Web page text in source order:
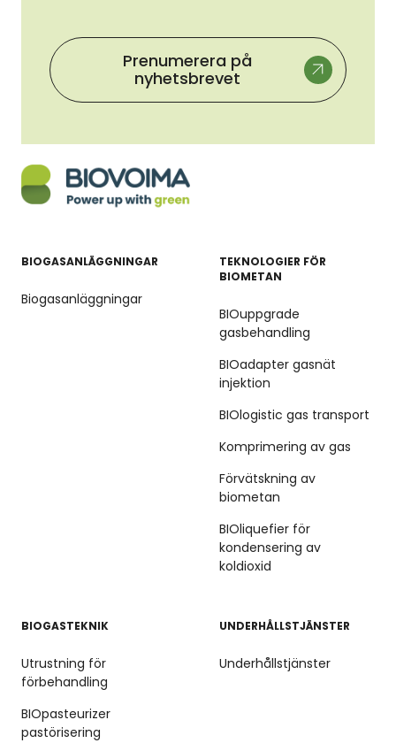
Prenumerera på
nyhetsbrevet
BIOGASANLÄGGNINGAR
Biogasanläggningar
TEKNOLOGIER FÖR
BIOMETAN
BIOuppgrade
gasbehandling
BIOadapter gasnät
injektion
BIOlogistic gas transport
Komprimering av gas
Förvätskning av
biometan
BIOliquefier för
kondensering av
koldioxid
BIOGASTEKNIK
Utrustning för
förbehandling
BIOpasteurizer
pastörisering
UNDERHÅLLSTJÄNSTER
Underhållstjänster